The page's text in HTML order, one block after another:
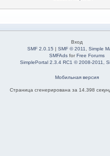
Вход
SMF 2.0.15 |SMF © 2011 ,Simple
SMFAds forFree Forums
SimplePortal 2.3.4 RC1 © 2008-2011,
Мобильная версия
Страница сгенерирована за 14.398